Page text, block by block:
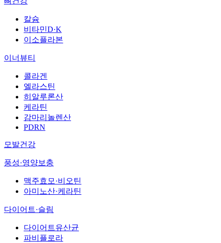
칼슘
비타민D·K
이소플라본
이너뷰티
콜라겐
엘라스틴
히알루론산
케라틴
감마리놀렌산
PDRN
모발건강
풍성·영양보충
맥주효모·비오틴
아미노산·케라틴
다이어트·슬림
다이어트유산균
파비플로라